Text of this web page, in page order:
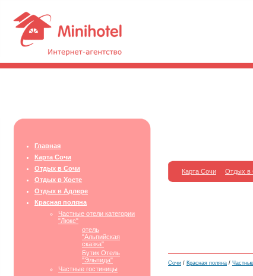
Главная
Карта Сочи
Отдых в Сочи
Отдых в Хосте
Отдых в Адлере
Красная поляна
Частные отели категории
"Люкс"
отель
"Альпийская
сказка"
Бутик Отель
"Эльпида"
Частные гостиницы
Карта Сочи Отдых в
Сочи / Красная поляна /